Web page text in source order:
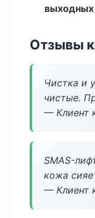
выходных
Отзывы
Чистка и
чистые.
— Клиент
SMAS-
кожа
— Клиент